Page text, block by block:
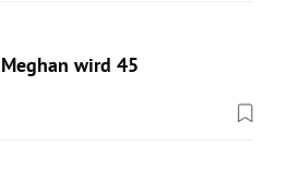
wird 45